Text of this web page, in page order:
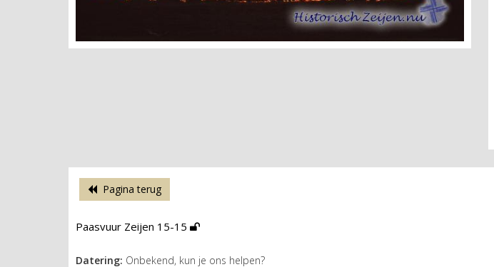
Pagina terug
Paasvuur Zeijen 15-15
Datering: Onbekend, kun je ons helpen?